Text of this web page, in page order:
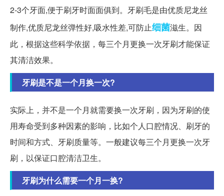
2-3个牙面,便于刷牙时面面俱到。牙刷毛是由优质尼龙丝
制作,优质尼龙丝弹性好,吸水性差,可防止细菌滋生。因
此，根据这些科学依据，每三个月更换一次牙刷才能保证
其清洁效果。
牙刷是不是一个月换一次?
实际上，并不是一个月就需要换一次牙刷，因为牙刷的使
用寿命受到多种因素的影响，比如个人口腔情况、刷牙的
时间和方式、牙刷质量等。一般建议每三个月更换一次牙
刷，以保证口腔清洁卫生。
牙刷为什么需要一个月一换?